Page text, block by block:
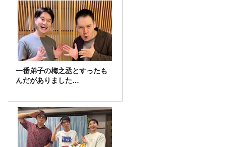
一番弟子の梅之丞とすったも
んだがありました…